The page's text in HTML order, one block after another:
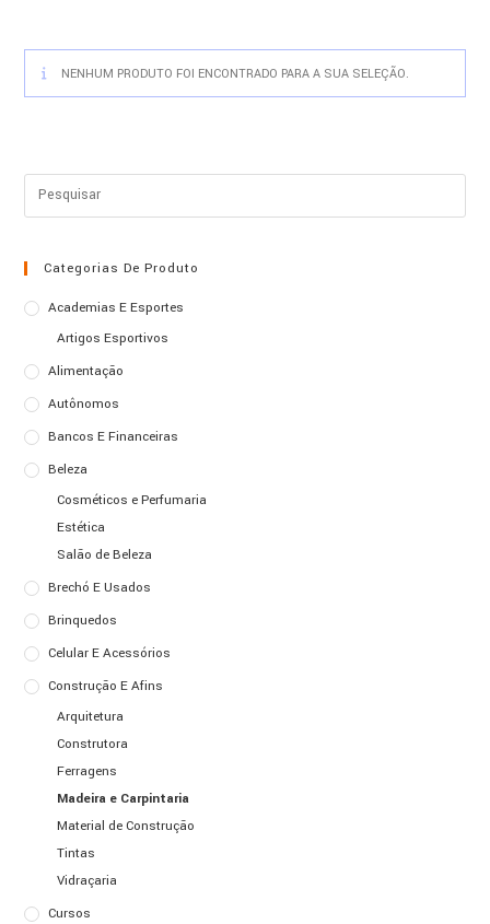
NENHUM PRODUTO FOI ENCONTRADO PARA A SUA SELEÇÃO.
a
Categorias De Produto
Academias E Esportes
Artigos Esportivos
Alimentação
Autônomos
Bancos E Financeiras
Beleza
Cosméticos e Perfumaria
Estética
Salão de Beleza
Brechó E Usados
Brinquedos
Celular E Acessórios
Construção E Afins
Arquitetura
Construtora
Ferragens
Madeira e Carpintaria
Material de Construção
Tintas
Vidraçaria
Cursos